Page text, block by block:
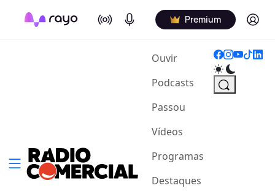
On Air Podcasts Premium Log in
Ouvir(current)
Podcasts
Passou
Vídeos
Programas
Destaques